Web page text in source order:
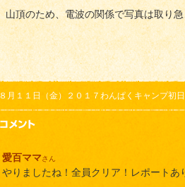
山頂のため、電波の関係で写真は取り
８月１１日（金）２０１７わんぱくキャンプ初日
愛百ママさん
やりましたね！全員クリア！レポート